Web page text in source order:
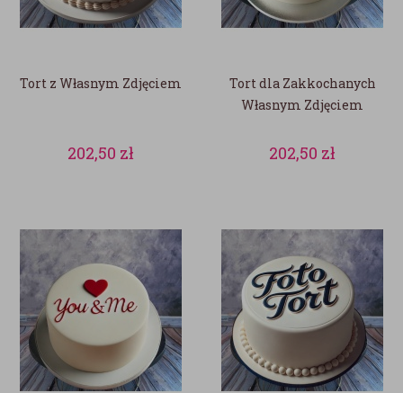
Tort z Własnym Zdjęciem
202,50 zł
Tort dla Zakkochanych
Własnym Zdjęciem
202,50 zł